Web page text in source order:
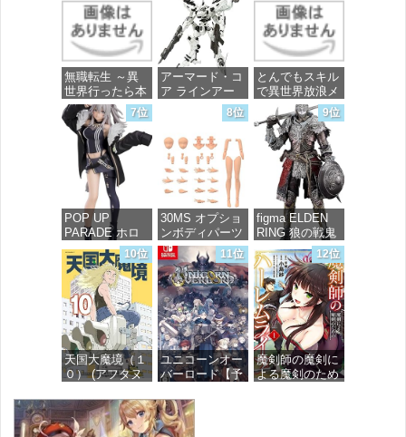
ラスチック製
塗装済み完成品
フィギュア
価格：¥13,756
ガンダム 1/144
スケール 色分
け済みプラモデ
価格：¥4,800
無職転生 ～異
世界行ったら本
気だす～ 20
(MFコミック
ス フラッパー
シリーズ)
価格：¥748
アーマード・コ
ア ラインアー
ク ホワイト・
グリント 全高
約160mm 1/72
スケール プラ
モデル
価格：¥7,367
とんでもスキル
で異世界放浪メ
シ 10 (ガルドコ
ミックス)
価格：¥726
7位
POP UP
PARADE ホロ
ライブプロダク
ション 獅白ぼ
たん ノンスケ
ール プラスチ
ック製 塗装済
み完成品フィギ
ュア
価格：¥4,676
8位
30MS オプショ
ンボディパーツ
アームパーツ&
レッグパーツ
[カラーC] 色分
け済みプラモデ
ル
価格：¥1,949
9位
figma ELDEN
RING 狼の戦鬼
ノンスケール
プラスチック製
塗装済み可動フ
ィギュア
価格：¥13,115
10位
天国大魔境（１
０） (アフタヌ
ス)
価格：¥759
11位
ユニコーンオー
バーロード【予
DLC「アトラス
×ヴァニラウェ
ア 紋章セッ
12位
魔剣師の魔剣に
よる魔剣のため